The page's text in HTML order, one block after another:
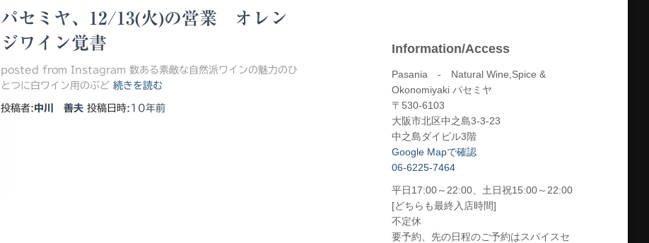
パセミヤ、12/13(火)の営業 オレン
ジワイン覚書
posted from Instagram 数ある素敵な自然派ワインの魅力のひ
とつに白ワイン用のぶど 続きを読む
投稿者:中川 善夫 投稿日時: 10年前
Information/Access
Pasania - Natural Wine,Spice &
Okonomiyaki パセミヤ
〒530-6103
大阪市北区中之島3-3-23
中之島ダイビル3階
Google Mapで確認
06-6225-7464
平日17:00～22:00、土日祝15:00～22:00
[どちらも最終入店時間]
不定休
要予約、先の日程のご予約はスパイスセ